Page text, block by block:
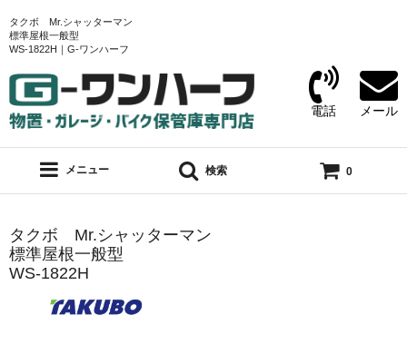
タクボ Mr.シャッターマン
標準屋根一般型
WS-1822H｜G-ワンハーフ
電話 メール
メニュー 検索 0
タクボ Mr.シャッターマン
標準屋根一般型
WS-1822H